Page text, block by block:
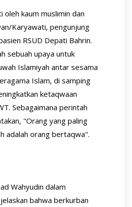
oleh kaum muslimin dan
Karyawati, pengunjung
RSUD Depati Bahrin.
sebuah upaya untuk
Islamiyah antar sesama
Islam, di samping
ketaqwaan
Sebagaimana perintah
"Orang yang paling
adalah orang bertaqwa".
Wahyudin dalam
bahwa berkurban